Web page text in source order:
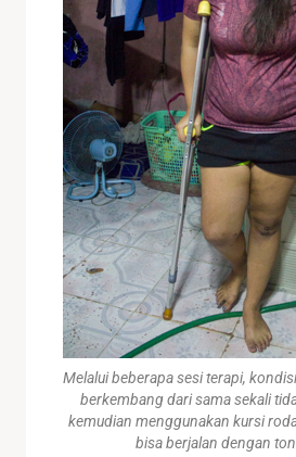
Melalui beberapa sesi terapi,
berkembang dari sama sekali
kemudian menggunakan kursi
bisa berjalan dengan